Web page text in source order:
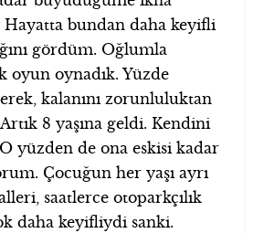
Hayatta bundan daha keyifli
gördüm. Oğlumla
oyun oynadık. Yüzde
kalanını zorunluluktan
8 yaşına geldi. Kendini
yüzden de ona eskisi kadar
Çocuğun her yaşı ayrı
saatlerce otoparkçılık
daha keyifliydi sanki.